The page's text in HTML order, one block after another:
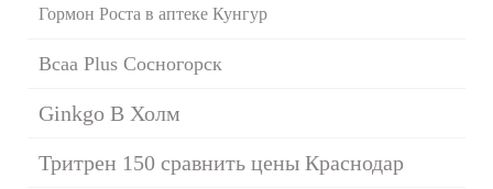
Гормон Роста в аптеке Кунгур
Bcaa Plus Сосногорск
Ginkgo B Холм
Тритрен 150 сравнить цены Краснодар